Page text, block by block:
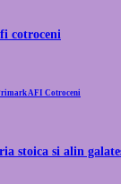
AFI Cotroceni